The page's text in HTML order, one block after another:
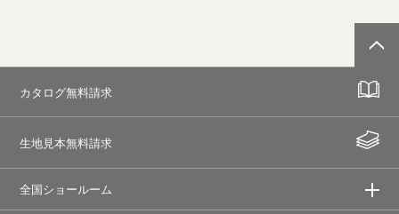
カタログ無料請求
生地見本無料請求
全国ショールーム